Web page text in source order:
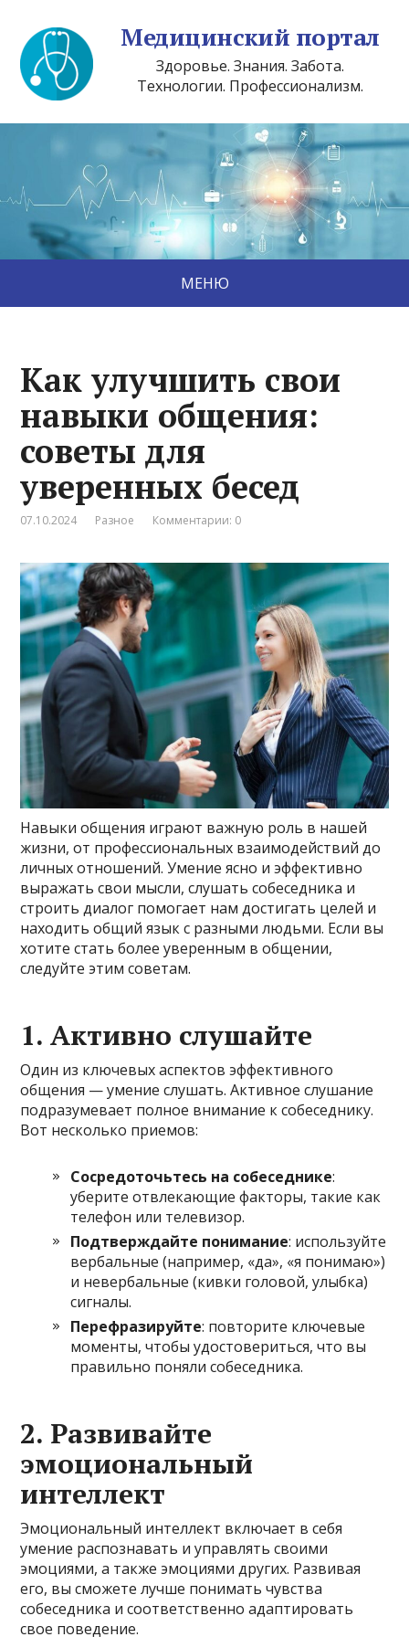
Медицинский портал
Здоровье. Знания. Забота.
Технологии. Профессионализм.
МЕНЮ
Как улучшить свои
навыки общения:
советы для
уверенных бесед
07.10.2024 Разное Комментарии: 0
Навыки общения играют важную роль в нашей
жизни, от профессиональных взаимодействий до
личных отношений. Умение ясно и эффективно
выражать свои мысли, слушать собеседника и
строить диалог помогает нам достигать целей и
находить общий язык с разными людьми. Если вы
хотите стать более уверенным в общении,
следуйте этим советам.
1. Активно слушайте
Один из ключевых аспектов эффективного
общения — умение слушать. Активное слушание
подразумевает полное внимание к собеседнику.
Вот несколько приемов:
Сосредоточьтесь на собеседнике:
уберите отвлекающие факторы, такие как
телефон или телевизор.
Подтверждайте понимание: используйте
вербальные (например, «да», «я понимаю»)
и невербальные (кивки головой, улыбка)
сигналы.
Перефразируйте: повторите ключевые
моменты, чтобы удостовериться, что вы
правильно поняли собеседника.
2. Развивайте
эмоциональный
интеллект
Эмоциональный интеллект включает в себя
умение распознавать и управлять своими
эмоциями, а также эмоциями других. Развивая
его, вы сможете лучше понимать чувства
собеседника и соответственно адаптировать
свое поведение.